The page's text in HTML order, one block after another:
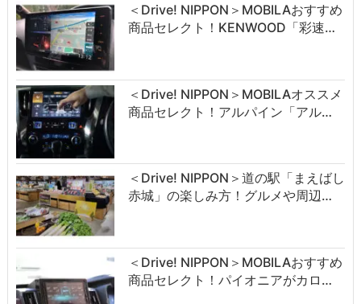
＜Drive! NIPPON＞MOBILAおすすめ
商品セレクト！KENWOOD「彩速…
＜Drive! NIPPON＞MOBILAオススメ
商品セレクト！アルパイン「アル…
＜Drive! NIPPON＞道の駅「まえばし
赤城」の楽しみ方！グルメや周辺…
＜Drive! NIPPON＞MOBILAおすすめ
商品セレクト！パイオニアがカロ…